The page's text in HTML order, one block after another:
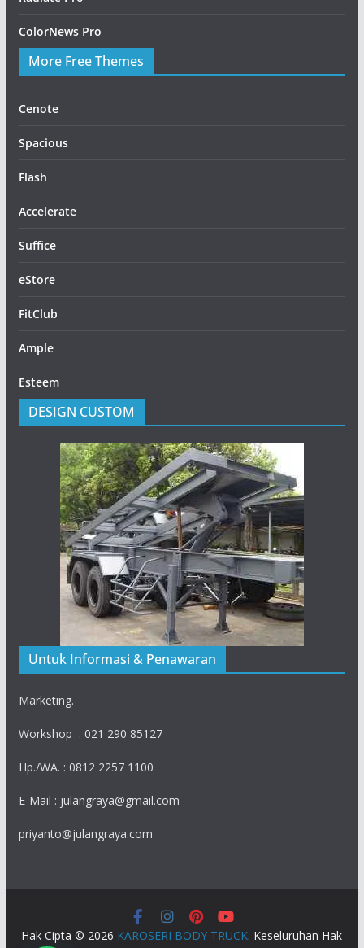
ColorNews Pro
More Free Themes
Cenote
Spacious
Flash
Accelerate
Suffice
eStore
FitClub
Ample
Esteem
DESIGN CUSTOM
Untuk Informasi & Penawaran
Marketing.
Workshop : 021 290 85127
Hp./WA. : 0812 2257 1100
E-Mail : julangraya@gmail.com
priyanto@julangraya.com
Hak Cipta © 2026 KAROSERI BODY TRUCK. Keseluruhan Hak